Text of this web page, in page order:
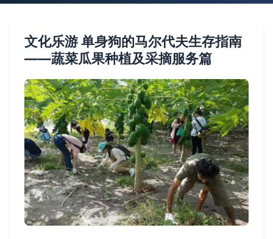
文化乐游 单身狗的马尔代夫生存指南
——蔬菜瓜果种植及采摘服务篇